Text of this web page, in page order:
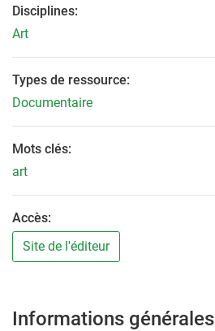
Disciplines:
Art
Types de ressource:
Documentaire
Mots clés:
art
Accès:
Site de l'éditeur
Informations générales